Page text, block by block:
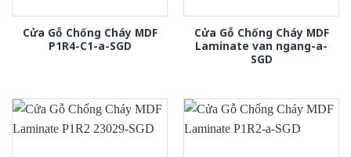
Cửa Gỗ Chống Cháy MDF
P1R4-C1-a-SGD
Cửa Gỗ Chống Cháy MDF
Laminate van ngang-a-
SGD